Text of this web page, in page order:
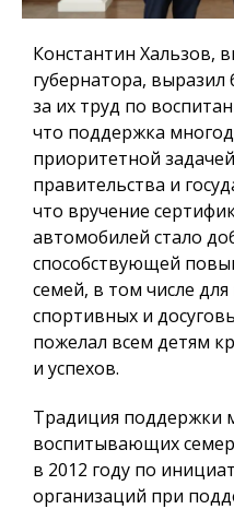
Константин Хальзов,
губернатора,
за их труд по
что поддержка
приоритетной
правительства и
что вручение
автомобилей стало
способствующей
семей, в том числе
спортивных и
пожелал всем детям
и успехов.
Традиция поддержки
воспитывающих
в 2012 году по
организаций при